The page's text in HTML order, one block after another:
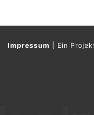
Impressum Ein